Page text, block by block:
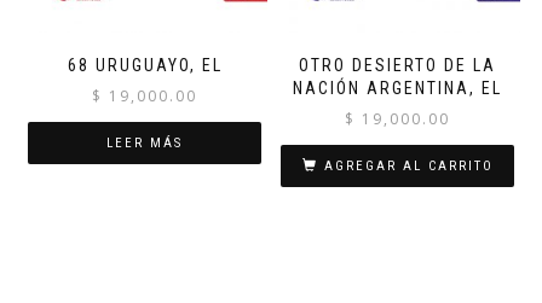
68 URUGUAYO, EL
$ 19,000.00
LEER MÁS
OTRO DESIERTO DE LA
NACIÓN ARGENTINA, EL
$ 19,000.00
AGREGAR AL CARRITO